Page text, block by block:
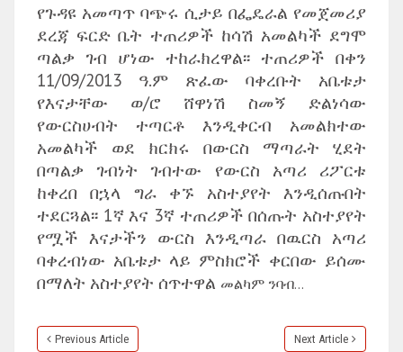
የጉዳዩ አመጣጥ ባጭሩ ሲታይ በፌዴራል የመጀመሪያ
ደረጃ ፍርድ ቤት ተጠሪዎች ከሳሽ አመልካች ደግሞ
ጣልቃ ገብ ሆነው ተከራክረዋል፡፡ ተጠሪዎች በቀን
11/09/2013 ዓ.ም ጽፈው ባቀረቡት አቤቱታ
የእናታቸው ወ/ሮ ሸዋነሽ ስመኝ ድልነሳው
የውርስሀብት ተጣርቶ እንዲቀርብ አመልክተው
አመልካች ወደ ክርክሩ በውርስ ማጣራት ሂደት
በጣልቃ ገብነት ገብተው የውርስ አጣሪ ሪፖርቱ
ከቀረበ በኋላ ግራ ቀኙ አስተያየት እንዲሰጡበት
ተደርጓል፡፡ 1ኛ እና 3ኛ ተጠሪዎች በሰጡት አስተያየት
የሟች እናታችን ውርስ እንዲጣራ በዉርስ አጣሪ
ባቀረብነው አቤቱታ ላይ ምስክሮች ቀርበው ይሰሙ
በማለት አስተያየት ሰጥተዋል መልካም ንባብ…
Previous Article Next Article